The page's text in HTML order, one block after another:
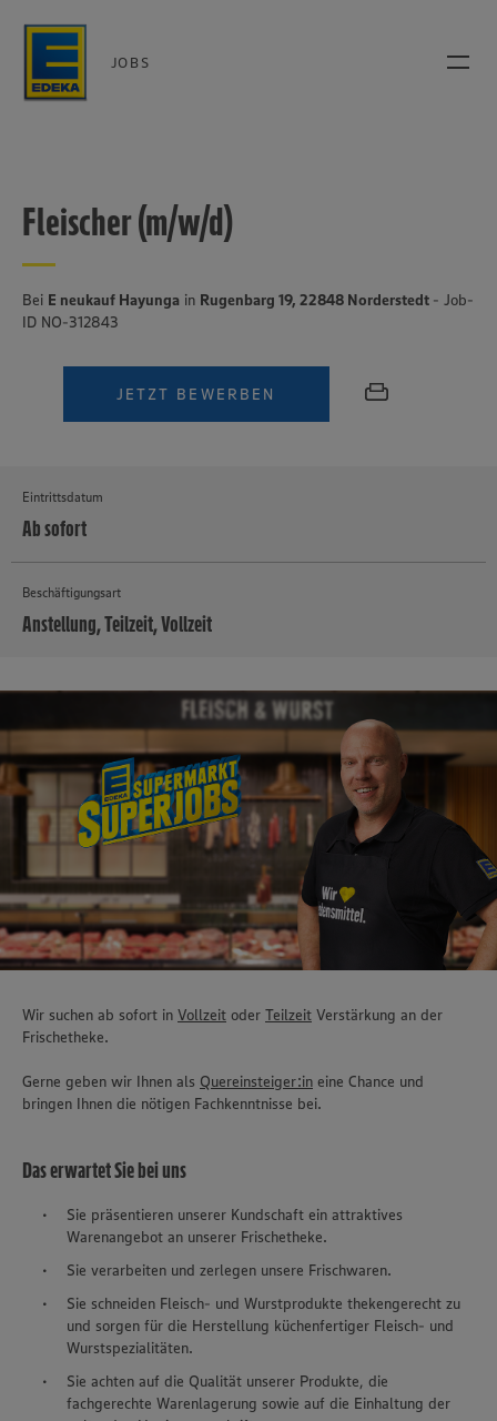
JOBS
Fleischer (m/w/d)
Bei E neukauf Hayunga in Rugenbarg 19, 22848 Norderstedt - Job-
ID NO-312843
JETZT BEWERBEN
Eintrittsdatum
Ab sofort
Beschäftigungsart
Anstellung, Teilzeit, Vollzeit
Wir suchen ab sofort in Vollzeit oder Teilzeit Verstärkung an der
Frischetheke.
Gerne geben wir Ihnen als Quereinsteiger:in eine Chance und
bringen Ihnen die nötigen Fachkenntnisse bei.
Das erwartet Sie bei uns
Sie präsentieren unserer Kundschaft ein attraktives
Warenangebot an unserer Frischetheke.
Sie verarbeiten und zerlegen unsere Frischwaren.
Sie schneiden Fleisch- und Wurstprodukte thekengerecht zu
und sorgen für die Herstellung küchenfertiger Fleisch- und
Wurstspezialitäten.
Sie achten auf die Qualität unserer Produkte, die
fachgerechte Warenlagerung sowie auf die Einhaltung der